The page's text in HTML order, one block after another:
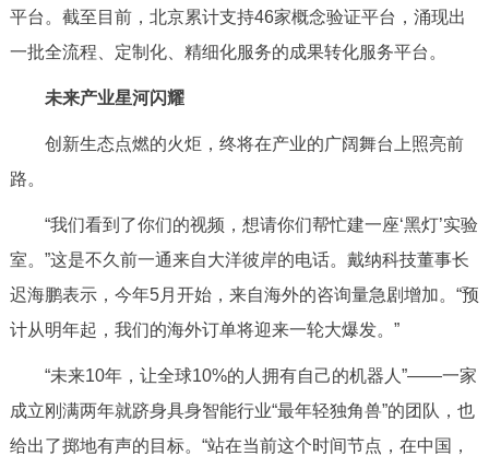
平台。截至目前，北京累计支持46家概念验证平台，涌现出
一批全流程、定制化、精细化服务的成果转化服务平台。
未来产业星河闪耀
创新生态点燃的火炬，终将在产业的广阔舞台上照亮前
路。
“我们看到了你们的视频，想请你们帮忙建一座‘黑灯’实验
室。”这是不久前一通来自大洋彼岸的电话。戴纳科技董事长
迟海鹏表示，今年5月开始，来自海外的咨询量急剧增加。“预
计从明年起，我们的海外订单将迎来一轮大爆发。”
“未来10年，让全球10%的人拥有自己的机器人”——一家
成立刚满两年就跻身具身智能行业“最年轻独角兽”的团队，也
给出了掷地有声的目标。“站在当前这个时间节点，在中国，